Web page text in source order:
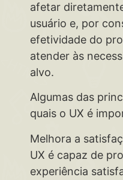
afetar
usuário e, por
efetividade do
atender às
alvo.
Algumas das
quais o UX é
Melhora a
UX é capaz de
experiência